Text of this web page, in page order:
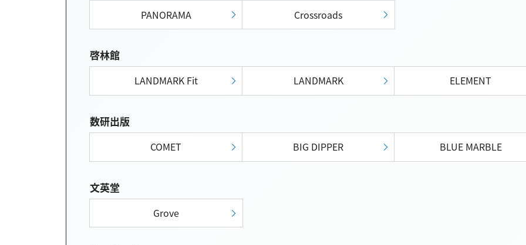
PANORAMA Crossroads
啓林館
LANDMARK Fit LANDMARK ELEMENT
数研出版
COMET BIG DIPPER BLUE MARBLE
文英堂
Grove